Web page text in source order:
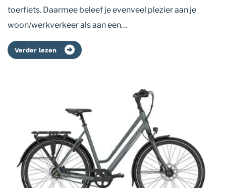
toerfiets. Daarmee beleef je evenveel plezier aan je
woon/werkverkeer als aan een…
Verder lezen